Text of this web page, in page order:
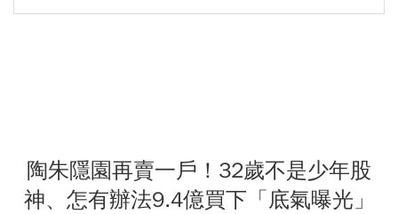
陶朱隱園再賣一戶！32歲不是少年股
神、怎有辦法9.4億買下「底氣曝光」